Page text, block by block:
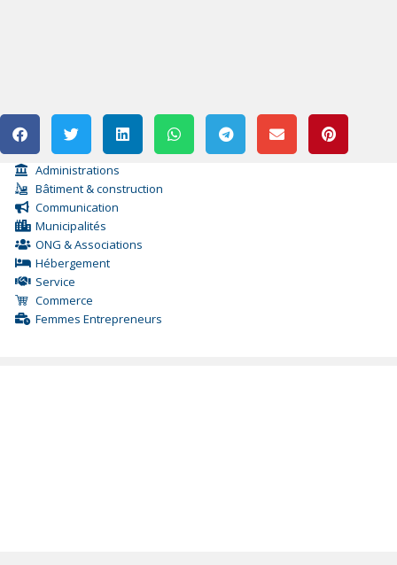
Administrations
Bâtiment & construction
Communication
Municipalités
ONG & Associations
Hébergement
Service
Commerce
Femmes Entrepreneurs